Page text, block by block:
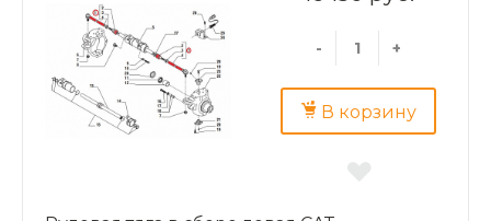
- +
В корзину